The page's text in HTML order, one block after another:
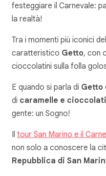
festeggiare il Carnevale:
la realtà!
Tra i momenti più iconici del
caratteristico Getto, con
cioccolatini sulla folla
E quando si parla di Getto
di caramelle e
gente: un Sogno!
Il tour San Marino e il
non solo a conoscere la
Repubblica di San